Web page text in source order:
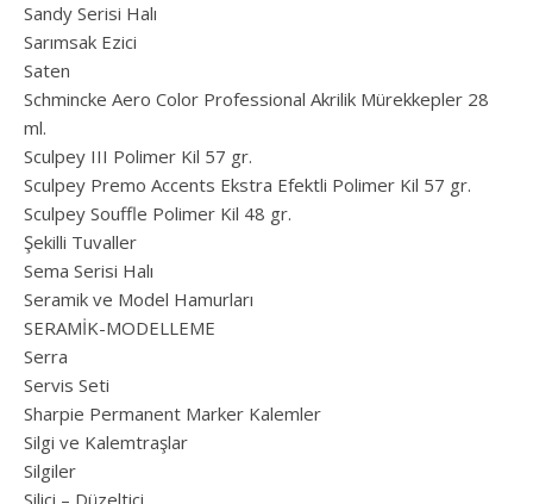
Sandy Serisi Halı
Sarımsak Ezici
Saten
Schmincke Aero Color Professional Akrilik Mürekkepler 28
ml.
Sculpey III Polimer Kil 57 gr.
Sculpey Premo Accents Ekstra Efektli Polimer Kil 57 gr.
Sculpey Souffle Polimer Kil 48 gr.
Şekilli Tuvaller
Sema Serisi Halı
Seramik ve Model Hamurları
SERAMİK-MODELLEME
Serra
Servis Seti
Sharpie Permanent Marker Kalemler
Silgi ve Kalemtraşlar
Silgiler
Silici – Düzeltici